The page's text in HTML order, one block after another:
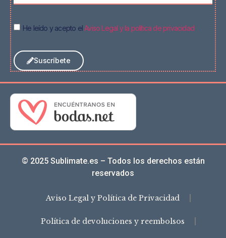
He leído y acepto elAviso Legal y la política de privacidad
Suscríbete
© 2025 Sublimate.es – Todos los derechos están
reservados
Aviso Legal y Política de Privacidad
Política de devoluciones y reembolsos